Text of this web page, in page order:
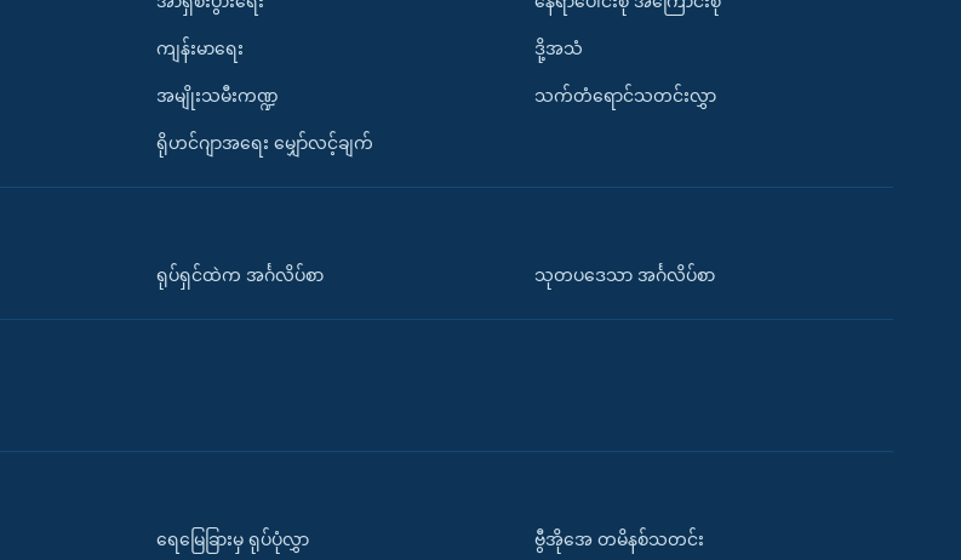
ကျန်းမာရေး
အမျိုးသမီးကဏ္ဍ
ရိုဟင်ဂျာအရေး မျှော်လင့်ချက်
ဒို့အသံ
သက်တံရောင်သတင်းလွှာ
ရုပ်ရှင်ထဲက အင်္ဂလိပ်စာ သုတပဒေသာ အင်္ဂလိပ်စာ
ရေမြေခြားမှ ရုပ်ပုံလွှာ ဗွီအိုအေ တမိနစ်သတင်း